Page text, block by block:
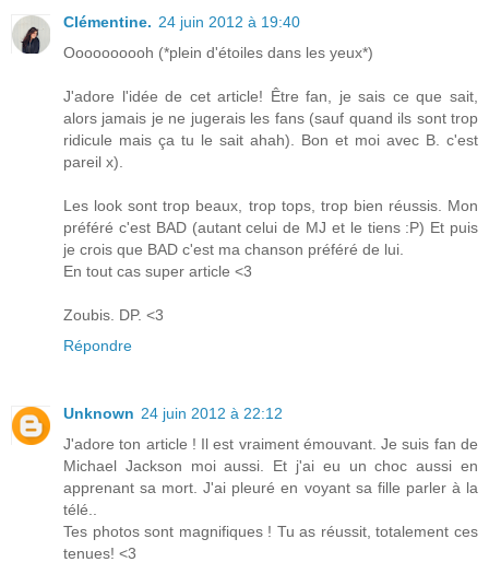
Clémentine. 24 juin 2012 à 19:40
Oooooooooh (*plein d'étoiles dans les yeux*)
J'adore l'idée de cet article! Être fan, je sais ce que sait,
alors jamais je ne jugerais les fans (sauf quand ils sont trop
ridicule mais ça tu le sait ahah). Bon et moi avec B. c'est
pareil x).
Les look sont trop beaux, trop tops, trop bien réussis. Mon
préféré c'est BAD (autant celui de MJ et le tiens :P) Et puis
je crois que BAD c'est ma chanson préféré de lui.
En tout cas super article <3
Zoubis. DP. <3
Répondre
Unknown 24 juin 2012 à 22:12
J'adore ton article ! Il est vraiment émouvant. Je suis fan de
Michael Jackson moi aussi. Et j'ai eu un choc aussi en
apprenant sa mort. J'ai pleuré en voyant sa fille parler à la
télé..
Tes photos sont magnifiques ! Tu as réussit, totalement ces
tenues! <3